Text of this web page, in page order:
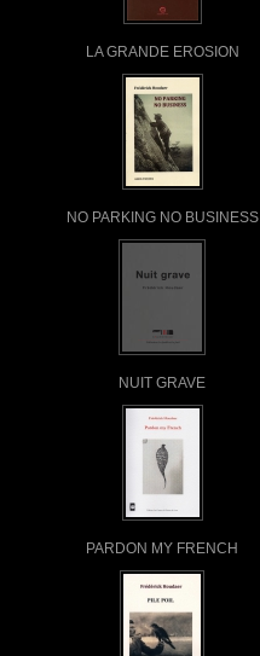
LA GRANDE EROSION
NO PARKING NO BUSINESS
NUIT GRAVE
PARDON MY FRENCH